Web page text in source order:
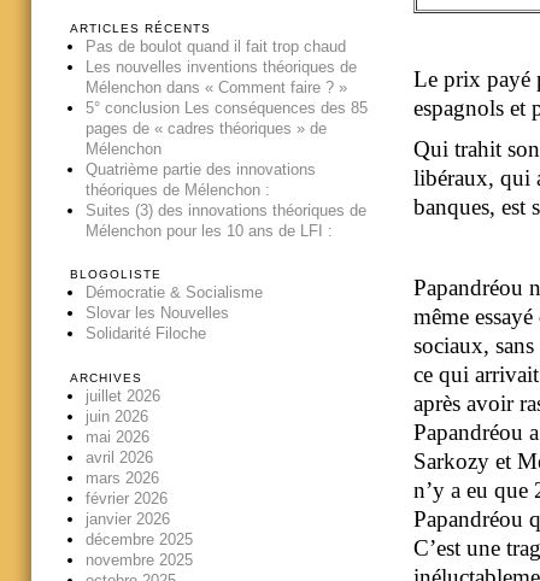
Le prix payé
espagnols et
Qui trahit
libéraux, qui
banques, est
Papandréou
même
sociaux,
ce qui
après avoir
Papandréou
Sarkozy et
n’y a eu que
Papandréou
C’est une
ARTICLES RÉCENTS
Pas de boulot quand il fait trop chaud
Les nouvelles inventions théoriques de
Mélenchon dans « Comment faire ? »
5° conclusion Les conséquences des 85
pages de « cadres théoriques » de
Mélenchon
Quatrième partie des innovations
théoriques de Mélenchon :
Suites (3) des innovations théoriques de
Mélenchon pour les 10 ans de LFI :
BLOGOLISTE
Démocratie & Socialisme
Slovar les Nouvelles
Solidarité Filoche
ARCHIVES
juillet 2026
juin 2026
mai 2026
avril 2026
mars 2026
février 2026
janvier 2026
décembre 2025
novembre 2025